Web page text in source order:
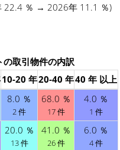
22.4 ％ → 2026年 11.1 ％)
の取引物件の内訳
10-20 年20-40 年40 年 以上
8.0 ％
2 件
68.0 ％
17 件
4.0 ％
1 件
20.0 ％
13 件
41.0 ％
26 件
6.0 ％
4 件